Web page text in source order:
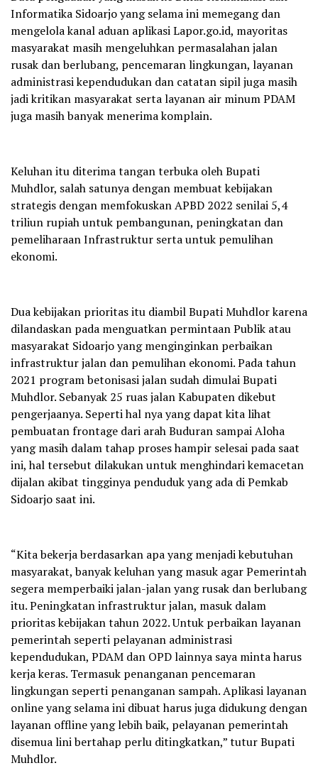
Informatika Sidoarjo yang selama ini memegang dan
mengelola kanal aduan aplikasi Lapor.go.id, mayoritas
masyarakat masih mengeluhkan permasalahan jalan
rusak dan berlubang, pencemaran lingkungan, layanan
administrasi kependudukan dan catatan sipil juga masih
jadi kritikan masyarakat serta layanan air minum PDAM
juga masih banyak menerima komplain.
Keluhan itu diterima tangan terbuka oleh Bupati
Muhdlor, salah satunya dengan membuat kebijakan
strategis dengan memfokuskan APBD 2022 senilai 5,4
triliun rupiah untuk pembangunan, peningkatan dan
pemeliharaan Infrastruktur serta untuk pemulihan
ekonomi.
Dua kebijakan prioritas itu diambil Bupati Muhdlor karena
dilandaskan pada menguatkan permintaan Publik atau
masyarakat Sidoarjo yang menginginkan perbaikan
infrastruktur jalan dan pemulihan ekonomi. Pada tahun
2021 program betonisasi jalan sudah dimulai Bupati
Muhdlor. Sebanyak 25 ruas jalan Kabupaten dikebut
pengerjaanya. Seperti hal nya yang dapat kita lihat
pembuatan frontage dari arah Buduran sampai Aloha
yang masih dalam tahap proses hampir selesai pada saat
ini, hal tersebut dilakukan untuk menghindari kemacetan
dijalan akibat tingginya penduduk yang ada di Pemkab
Sidoarjo saat ini.
“Kita bekerja berdasarkan apa yang menjadi kebutuhan
masyarakat, banyak keluhan yang masuk agar Pemerintah
segera memperbaiki jalan-jalan yang rusak dan berlubang
itu. Peningkatan infrastruktur jalan, masuk dalam
prioritas kebijakan tahun 2022. Untuk perbaikan layanan
pemerintah seperti pelayanan administrasi
kependudukan, PDAM dan OPD lainnya saya minta harus
kerja keras. Termasuk penanganan pencemaran
lingkungan seperti penanganan sampah. Aplikasi layanan
online yang selama ini dibuat harus juga didukung dengan
layanan offline yang lebih baik, pelayanan pemerintah
disemua lini bertahap perlu ditingkatkan,” tutur Bupati
Muhdlor.